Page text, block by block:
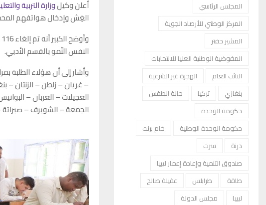
أعلن وكيلوزارة التربية
الغِش وإدخال هواتفهم
النفس النّمو بالقسم الأدبي.
وأشار إلى أن هؤلاء الطلبة
– غريان – زلطن – الزنتان
العجيلات – العربان –
الجمعة – الشويرف –
المجلس الرئاسي
المركز الوطني للأرصاد الجوية
المشير حفتر
المفوضية الوطنية العليا للانتخابات
النائب العام
الهجرة غير الشرعية
بنغازي
تركيا
حالة الطقس
حكومة الوحدة
حكومة الوحدة الوطنية
خام برنت
درنة
سرت
صندوق التنمية وإعادة إعمار ليبيا
طاقة
طرابلس
عقيلة صالح
ليبيا
مجلس الدولة